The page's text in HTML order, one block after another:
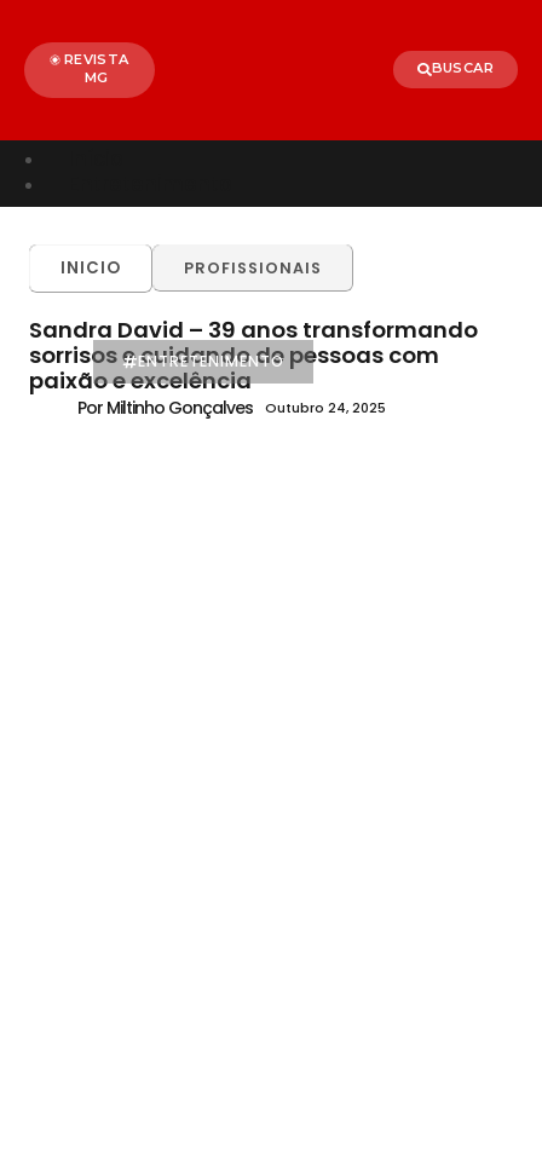
REVISTA
MG
BUSCAR
ALÉM PARAÍBA
BRASIL
ENTRETENIMENTO
INICIO PROFISSIONAIS
Sandra David – 39 anos transformando
sorrisos e cuidando de pessoas com
paixão e excelência
Por Miltinho Gonçalves Outubro 24, 2025